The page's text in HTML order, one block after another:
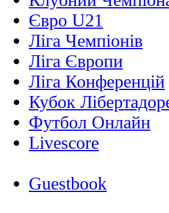
Євро U21
Ліга Чемпіонів
Ліга Європи
Ліга Конференцій
Кубок
Футбол Онлайн
Livescore
Guestbook